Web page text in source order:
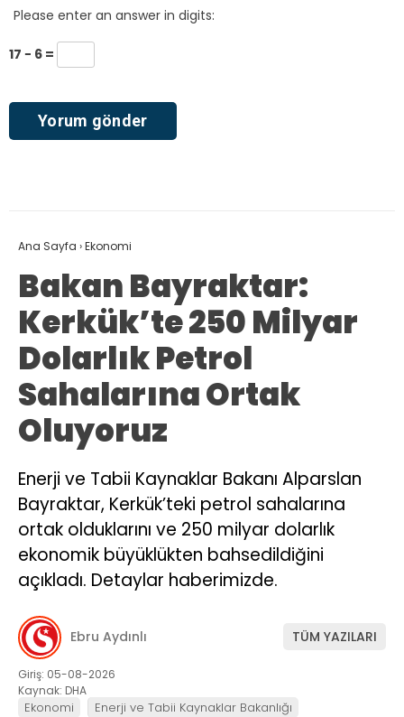
Please enter an answer in digits:
17 − 6 =
Ana Sayfa ›Ekonomi
Bakan Bayraktar:
Kerkük’te 250 Milyar
Dolarlık Petrol
Sahalarına Ortak
Oluyoruz
Enerji ve Tabii Kaynaklar Bakanı Alparslan
Bayraktar, Kerkük’teki petrol sahalarına
ortak olduklarını ve 250 milyar dolarlık
ekonomik büyüklükten bahsedildiğini
açıkladı. Detaylar haberimizde.
Ebru Aydınlı TÜM YAZILARI
Giriş: 05-08-2026
Kaynak: DHA
Ekonomi Enerji ve Tabii Kaynaklar Bakanlığı